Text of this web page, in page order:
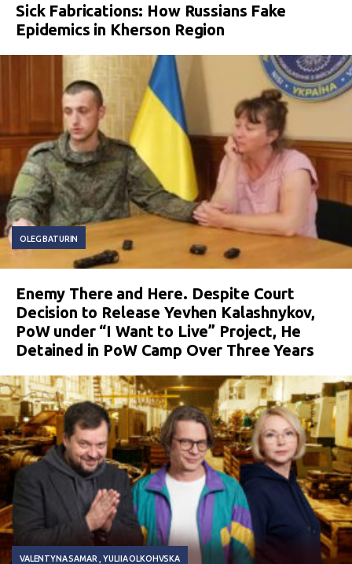
Sick Fabrications: How Russians Fake
Epidemics in Kherson Region
OLEG BATURIN
Enemy There and Here. Despite Court
Decision to Release Yevhen Kalashnykov,
PoW under “I Want to Live” Project, He
Detained in PoW Camp Over Three Years
VALENTYNA SAMAR YULIIA OLKOHVSKA